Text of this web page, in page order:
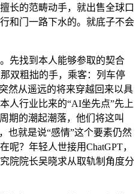
长的范畴动手，就出售全球口
和门一路下水的。就底子不会
找到本人能够参取的契合
双粗拙的手，乘客：列车停
然从遥远的将来穿越回来以具
人行业比来的“AI坐先点”先上
期的潮起潮落，他们将这叫
也就是说“感情”这个要素仍然
呢？年轻人世接用ChatGPT，
院院长吴晓求从取轨制角度分